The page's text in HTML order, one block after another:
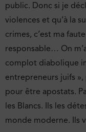
public. Donc si je
violences et qu’à la
crimes, c’est ma
responsable… On
complot diabolique
entrepreneurs juifs
pour être apostats.
les Blancs. Ils les
monde moderne. Ils